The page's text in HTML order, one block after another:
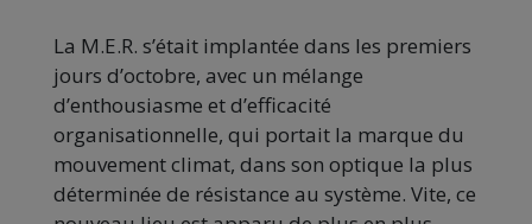
La M.E.R. s’était implantée dans les premiers
jours d’octobre, avec un mélange
d’enthousiasme et d’efficacité
organisationnelle, qui portait la marque du
mouvement climat, dans son optique la plus
déterminée de résistance au système. Vite, ce